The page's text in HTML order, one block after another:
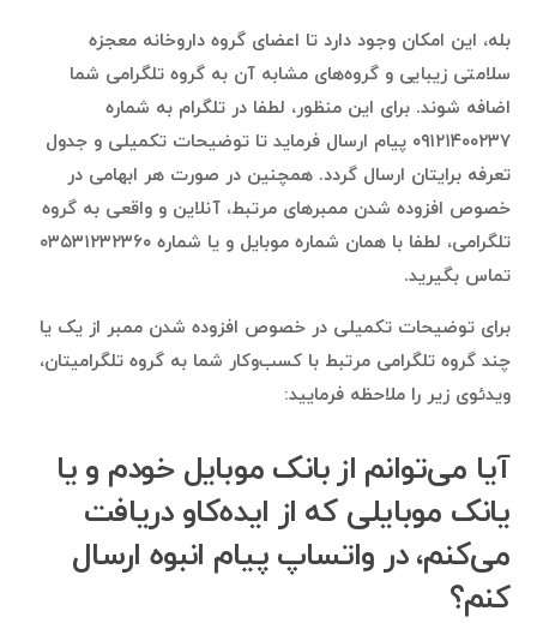
بله، این امکان وجود دارد تا اعضای گروه داروخانه معجزه
سلامتی زیبایی و گروه‌های مشابه آن به گروه تلگرامی شما
اضافه شوند. برای این منظور، لطفا در تلگرام به شماره
۰۹۱۲۱۴۰۰۲۳۷ پیام ارسال فرماید تا توضیحات تکمیلی و جدول
تعرفه برایتان ارسال گردد. همچنین در صورت هر ابهامی در
خصوص افزوده شدن ممبرهای مرتبط، آنلاین و واقعی به گروه
تلگرامی، لطفا با همان شماره موبایل و یا شماره ۰۳۵۳۱۲۳۲۳۶۰
تماس بگیرید.
برای توضیحات تکمیلی در خصوص افزوده شدن ممبر از یک یا
چند گروه تلگرامی مرتبط با کسب‌وکار شما به گروه تلگرامیتان،
ویدئوی زیر را ملاحظه فرمایید:
آیا می‌توانم از بانک موبایل خودم و یا
یانک موبایلی که از ایده‌کاو دریافت
می‌کنم، در واتساپ پیام انبوه ارسال
کنم؟